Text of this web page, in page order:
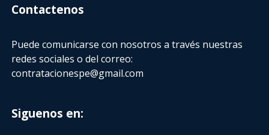
Contactenos
Puede comunicarse con nosotros a través nuestras
redes sociales o del correo:
contratacionespe@gmail.com
Siguenos en: